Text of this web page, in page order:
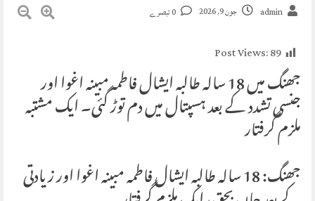
admin جون 9, 2026
Post Views:89
جھنگ میں 18 سالہ طالبہ ایشال فاطمہ مبینہ اغوا اور
جنسی تشدد کے بعد ہسپتال میں دم توڑ گئی۔ ایک مشتبہ
ملزم گرفتار
جھنگ: 18 سالہ طالبہ ایشال فاطمہ مبینہ اغوا اور زیادتی